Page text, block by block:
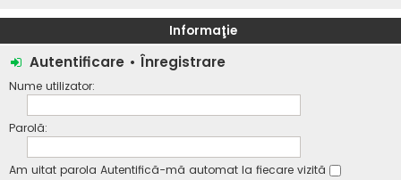
Informaţie
Autentificare • Înregistrare
Nume utilizator:
Parolă:
Am uitat parola Autentifică-mă automat la fiecare vizită